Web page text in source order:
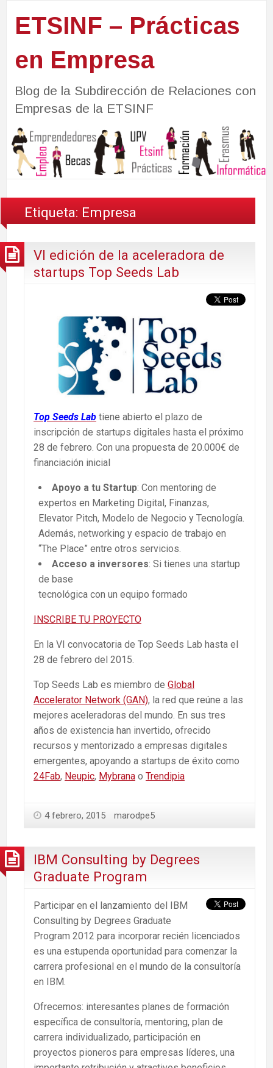
ETSINF – Prácticas
en Empresa
Blog de la Subdirección de Relaciones con
Empresas de la ETSINF
Etiqueta: Empresa
VI edición de la aceleradora de
startups Top Seeds Lab
Top Seeds Lab tiene abierto el plazo de
inscripción de startups digitales hasta el próximo
28 de febrero. Con una propuesta de 20.000€ de
financiación inicial
Apoyo a tu Startup: Con mentoring de
expertos en Marketing Digital, Finanzas,
Elevator Pitch, Modelo de Negocio y Tecnología.
Además, networking y espacio de trabajo en
“The Place” entre otros servicios.
Acceso a inversores: Si tienes una startup
de base
tecnológica con un equipo formado
INSCRIBE TU PROYECTO
En la VI convocatoria de Top Seeds Lab hasta el
28 de febrero del 2015.
Top Seeds Lab es miembro de Global
Accelerator Network (GAN), la red que reúne a las
mejores aceleradoras del mundo. En sus tres
años de existencia han invertido, ofrecido
recursos y mentorizado a empresas digitales
emergentes, apoyando a startups de éxito como
24Fab, Neupic, Mybrana o Trendipia
4 febrero, 2015 marodpe5
IBM Consulting by Degrees
Graduate Program
Participar en el lanzamiento del IBM
Consulting by Degrees Graduate
Program 2012 para incorporar recién licenciados
es una estupenda oportunidad para comenzar la
carrera profesional en el mundo de la consultoría
en IBM.
Ofrecemos: interesantes planes de formación
específica de consultoría, mentoring, plan de
carrera individualizado, participación en
proyectos pioneros para empresas líderes, una